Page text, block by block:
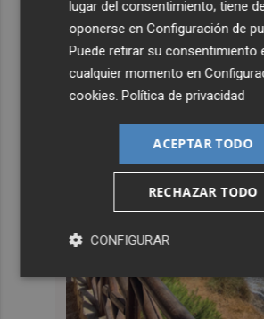
lugar del consentimiento; tiene
oponerse enConfiguración de
Puede retirar su consentimiento
cualquier momento en
cookies.Política de privacidad
ACEPTAR TODO
RECHAZAR TODO
CONFIGURAR